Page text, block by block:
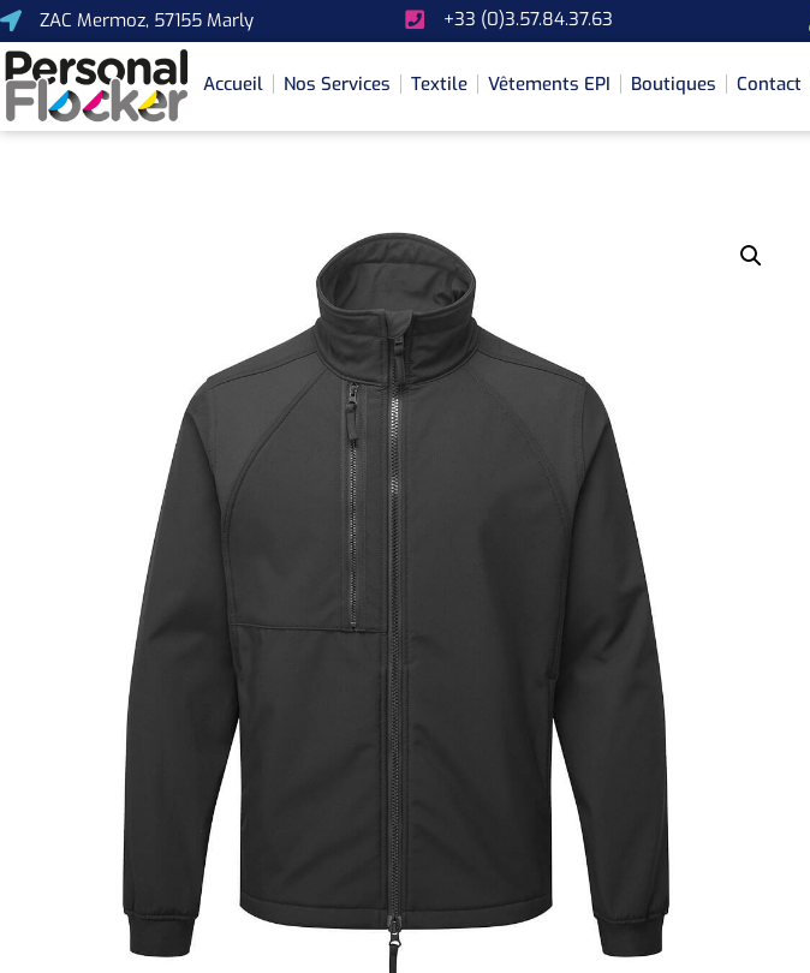
ZAC Mermoz, 57155 Marly +33 (0)3.57.84.37.63
Accueil Nos Services Textile Vêtements EPI Boutiques Contact